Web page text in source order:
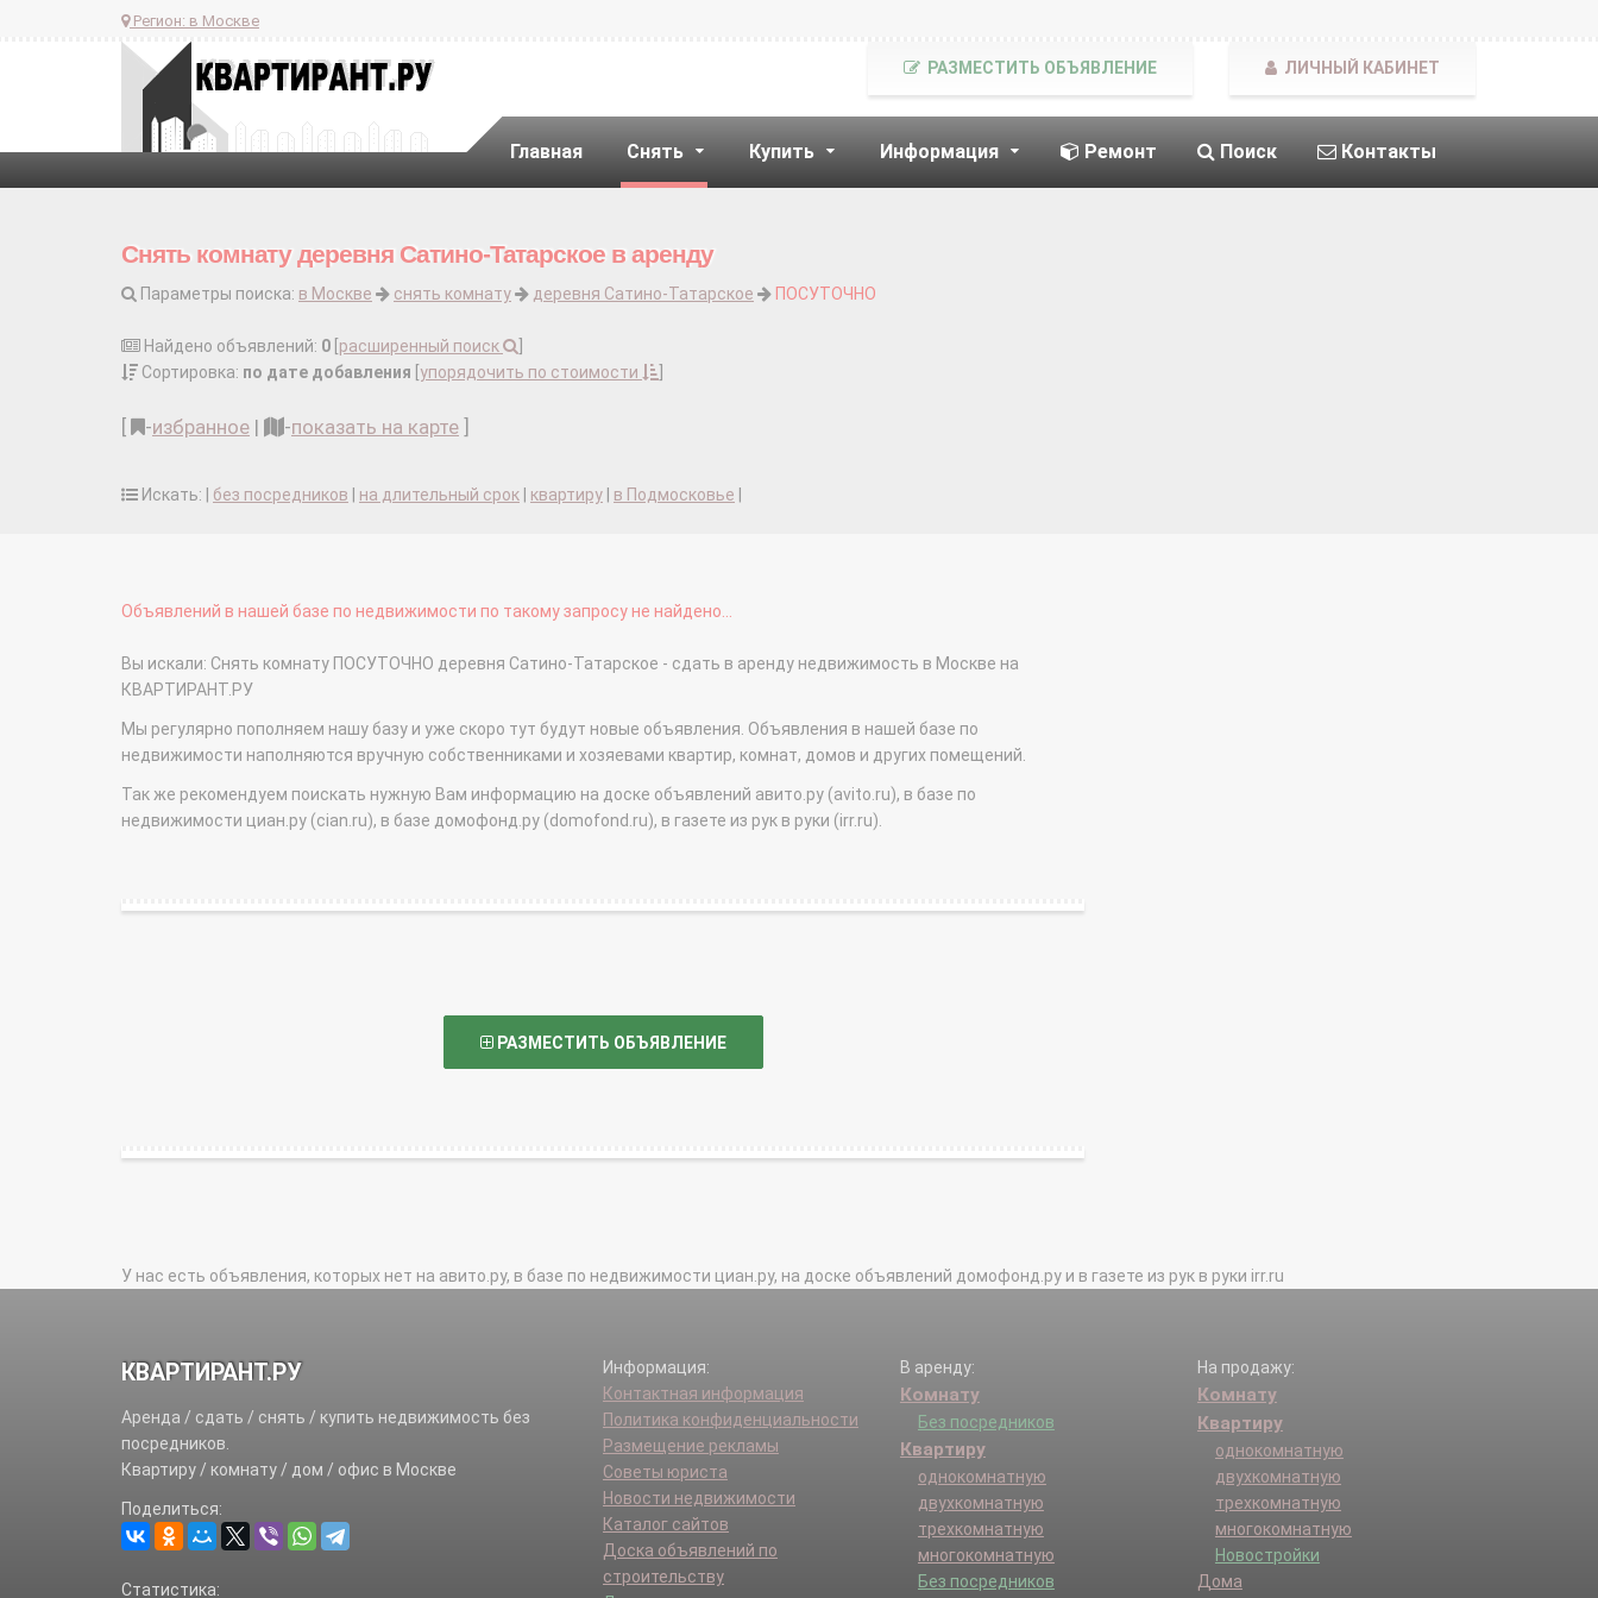
Регион: в Москве
Главная Снять Купить Информация Ремонт Поиск Контакты
РАЗМЕСТИТЬ ОБЪЯВЛЕНИЕ ЛИЧНЫЙ КАБИНЕТ
Снять комнату деревня Сатино-Татарское в аренду
Параметры поиска: в Москве снять комнату деревня Сатино-Татарское ПОСУТОЧНО
Найдено объявлений: 0 расширенный поиск
Сортировка: по дате добавления упорядочить по стоимости
-избранное | -показать на карте
Искать: | без посредников на длительный срок квартиру в Подмосковье
Объявлений в нашей базе по недвижимости по такому запросу не найдено...
Вы искали: Снять комнату ПОСУТОЧНО деревня Сатино-Татарское - сдать в аренду недвижимость в Москве на
КВАРТИРАНТ.РУ
Мы регулярно пополняем нашу базу и уже скоро тут будут новые объявления. Объявления в нашей базе по
недвижимости наполняются вручную собственниками и хозяевами квартир, комнат, домов и других помещений.
Так же рекомендуем поискать нужную Вам информацию на доске объявлений авито.ру (avito.ru), в базе по
недвижимости циан.ру (cian.ru), в базе домофонд.ру (domofond.ru), в газете из рук в руки (irr.ru).
РАЗМЕСТИТЬ ОБЪЯВЛЕНИЕ
У нас есть объявления, которых нет на авито.ру, в базе по недвижимости циан.ру, на доске объявлений домофонд.ру и в газете из рук в руки irr.ru
КВАРТИРАНТ.РУ
Аренда / сдать / снять / купить недвижимость без
посредников.
Квартиру / комнату / дом / офис в Москве
Поделиться:
Статистика:
Информация:
Контактная информация
Политика конфиденциальности
Размещение рекламы
Советы юриста
Новости недвижимости
Каталог сайтов
Доска объявлений по
строительству
В аренду:
Комнату
Без посредников
Квартиру
однокомнатную
двухкомнатную
трехкомнатную
многокомнатную
Без посредников
На продажу:
Комнату
Квартиру
однокомнатную
двухкомнатную
трехкомнатную
многокомнатную
Новостройки
Дома